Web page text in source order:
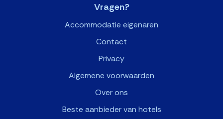
Vragen?
Accommodatie eigenaren
Contact
Privacy
Algemene voorwaarden
Over ons
Beste aanbieder van hotels